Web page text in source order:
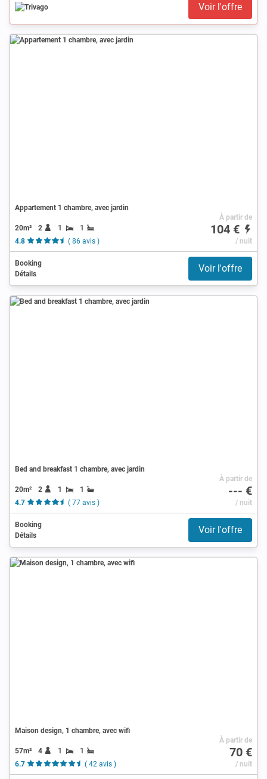
Voir l'offre
Appartement 1 chambre, avec jardin
20m² 2 1
1
4.8
( 86 avis )
À partir de
104 €
/ nuit
Booking
Détails
Voir l'offre
Bed and breakfast 1 chambre, avec jardin
20m² 2 1
1
4.7
( 77 avis )
À partir de
--- €
/ nuit
Booking
Détails
Voir l'offre
Maison design, 1 chambre, avec wifi
57m² 4 1
1
6.7
( 42 avis )
À partir de
70 €
/ nuit